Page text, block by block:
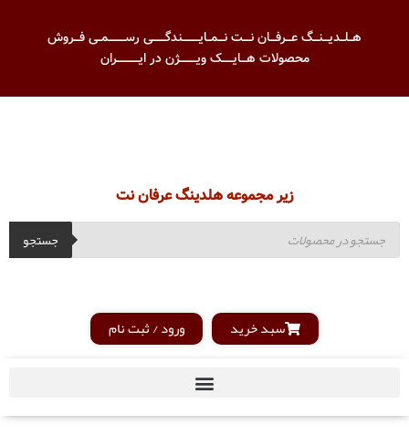
هــلــدیـــنـــگ عـــرفـــان نــــت نـــمــایـــــــــندگـــــــی رســـــــــمــی فـــروش
محصولات هـــایــــــک ویـــــــــژن در ایــــــــــــران
زیر مجموعه هلدینگ عرفان نت
جستجو
سبد خرید ورود / ثبت نام